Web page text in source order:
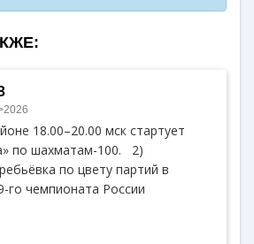
18.00–20.00 мск стартует
по шахматам-100. 2)
по цвету партий в
го чемпионата России